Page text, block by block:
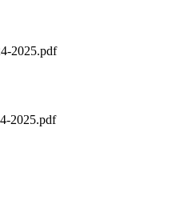
2025.pdf
2025.pdf